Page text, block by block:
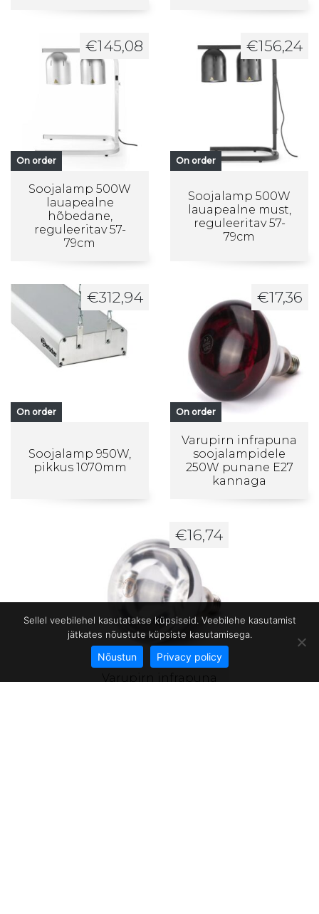
€145,08
On order
Soojalamp 500W
lauapealne
hõbedane,
reguleeritav 57-
79cm
€156,24
On order
Soojalamp 500W
lauapealne must,
reguleeritav 57-
79cm
€312,94
On order
Soojalamp 950W,
pikkus 1070mm
€17,36
On order
Varupirn infrapuna
soojalampidele
250W punane E27
kannaga
€16,74
Varupirn infrapuna
Sellel veebilehel kasutatakse küpsiseid. Veebilehe kasutamist
jätkates nõustute küpsiste kasutamisega.
Nõustun Privacy policy